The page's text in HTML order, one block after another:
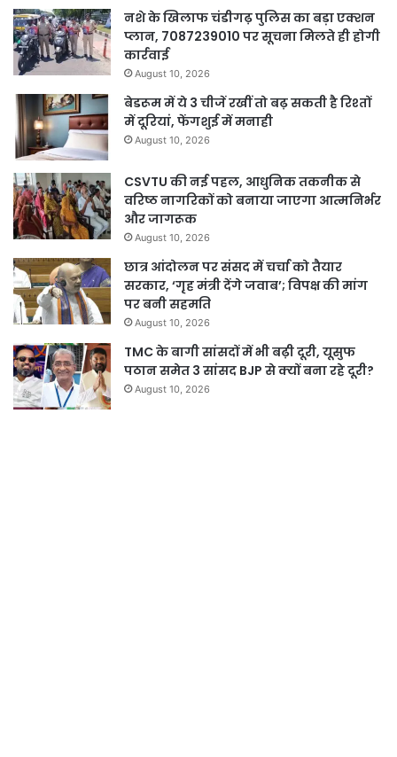
नशे के खिलाफ चंडीगढ़ पुलिस का बड़ा एक्शन
प्लान, 7087239010 पर सूचना मिलते ही होगी
कार्रवाई
August 10, 2026
बेडरूम में ये 3 चीजें रखीं तो बढ़ सकती है रिश्तों
में दूरियां, फेंगशुई में मनाही
August 10, 2026
CSVTU की नई पहल, आधुनिक तकनीक से
वरिष्ठ नागरिकों को बनाया जाएगा आत्मनिर्भर
और जागरूक
August 10, 2026
छात्र आंदोलन पर संसद में चर्चा को तैयार
सरकार, ‘गृह मंत्री देंगे जवाब’; विपक्ष की मांग
पर बनी सहमति
August 10, 2026
TMC के बागी सांसदों में भी बढ़ी दूरी, यूसुफ
पठान समेत 3 सांसद BJP से क्यों बना रहे दूरी?
August 10, 2026